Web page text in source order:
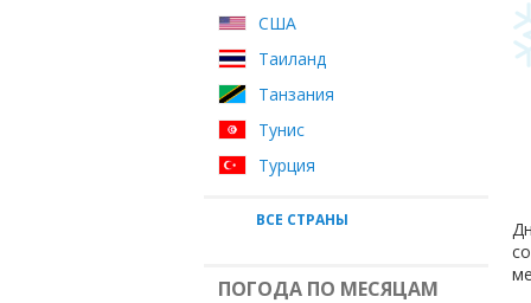
США
Таиланд
Танзания
Тунис
Турция
ВСЕ СТРАНЫ
ПОГОДА ПО МЕСЯЦАМ